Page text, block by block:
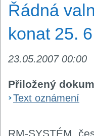
Řádná
konat 25.
23.05.2007 00:00
Přiložený
Text oznámení
RM-SYSTÉM,